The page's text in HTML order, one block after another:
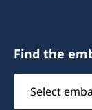
Yerel resmi
etmeyi
Find the
Select
embassy